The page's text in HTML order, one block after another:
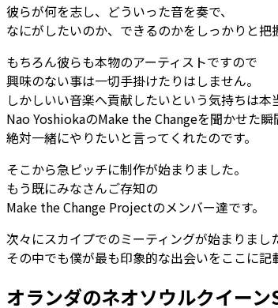
彼らが何を志し、どういった音を奏で、
なにがしたいのか、できるのかをしっかりと把
もちろん彼らも本物のアーティストですので
興味のない事は一切手掛けたりはしません。
しかしいい音楽へ貢献したいという気持ちは本
Nao YoshiokaのMake the Changeを聞かせた瞬
絶対一緒にやりたいと言ってくれたのです。
そこから急ピッチに制作が始まりました。
もう既にみなさんご存知の
Make the Change Projectのメンバー達です。
次々にスカイプでのミーティングが始まりまし
その中でも僕が最も印象的な出会いをここに記
オランダのネオソウルクイー